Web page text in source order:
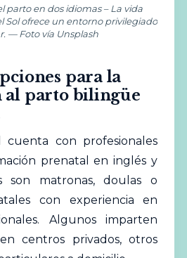
parto en dos idiomas – La vida
Sol ofrece un entorno privilegiado
— Foto vía Unsplash
para la
al parto bilingüe
cuenta con profesionales
prenatal en inglés y
son matronas, doulas o
con experiencia en
Algunos imparten
centros privados, otros